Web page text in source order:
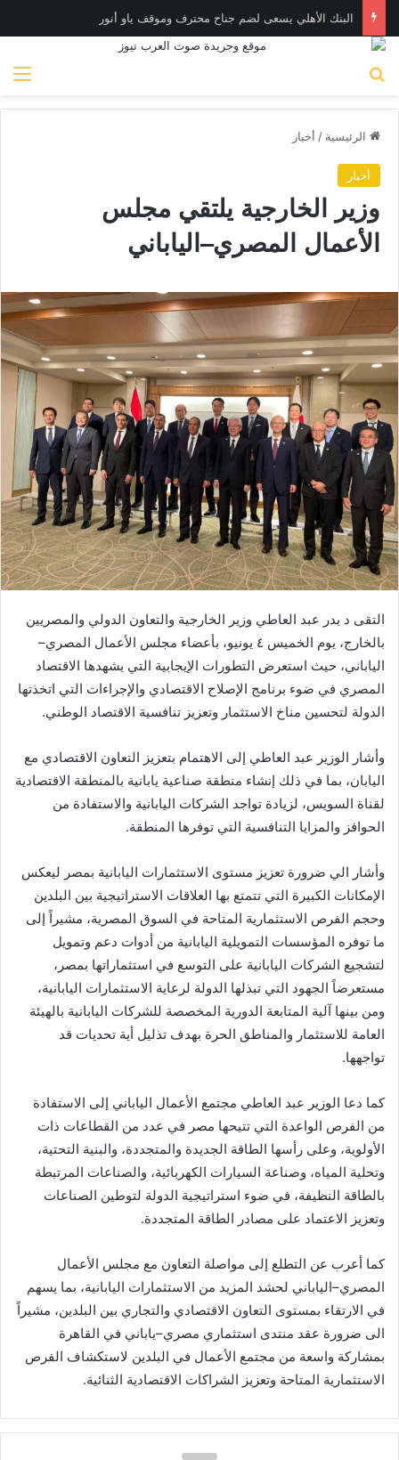
البنك الأهلي يسعى لضم جناح محترف وموقف ياو أنور
الرئيسية / أخبار
أخبار
وزير الخارجية يلتقي مجلس
الأعمال المصري–الياباني
التقى د بدر عبد العاطي وزير الخارجية والتعاون الدولي والمصريين
بالخارج، يوم الخميس ٤ يونيو، بأعضاء مجلس الأعمال المصري–
الياباني، حيث استعرض التطورات الإيجابية التي يشهدها الاقتصاد
المصري في ضوء برنامج الإصلاح الاقتصادي والإجراءات التي اتخذتها
الدولة لتحسين مناخ الاستثمار وتعزيز تنافسية الاقتصاد الوطني.
وأشار الوزير عبد العاطي إلى الاهتمام بتعزيز التعاون الاقتصادي مع
اليابان، بما في ذلك إنشاء منطقة صناعية يابانية بالمنطقة الاقتصادية
لقناة السويس، لزيادة تواجد الشركات اليابانية والاستفادة من
الحوافز والمزايا التنافسية التي توفرها المنطقة.
وأشار الي ضرورة تعزيز مستوى الاستثمارات اليابانية بمصر ليعكس
الإمكانات الكبيرة التي تتمتع بها العلاقات الاستراتيجية بين البلدين
وحجم الفرص الاستثمارية المتاحة في السوق المصرية، مشيراً إلى
ما توفره المؤسسات التمويلية اليابانية من أدوات دعم وتمويل
لتشجيع الشركات اليابانية على التوسع في استثماراتها بمصر،
مستعرضاً الجهود التي تبذلها الدولة لرعاية الاستثمارات اليابانية،
ومن بينها آلية المتابعة الدورية المخصصة للشركات اليابانية بالهيئة
العامة للاستثمار والمناطق الحرة بهدف تذليل أية تحديات قد
تواجهها.
كما دعا الوزير عبد العاطي مجتمع الأعمال الياباني إلى الاستفادة
من الفرص الواعدة التي تتيحها مصر في عدد من القطاعات ذات
الأولوية، وعلى رأسها الطاقة الجديدة والمتجددة، والبنية التحتية،
وتحلية المياه، وصناعة السيارات الكهربائية، والصناعات المرتبطة
بالطاقة النظيفة، في ضوء استراتيجية الدولة لتوطين الصناعات
وتعزيز الاعتماد على مصادر الطاقة المتجددة.
كما أعرب عن التطلع إلى مواصلة التعاون مع مجلس الأعمال
المصري–الياباني لحشد المزيد من الاستثمارات اليابانية، بما يسهم
في الارتقاء بمستوى التعاون الاقتصادي والتجاري بين البلدين، مشيراً
الى ضرورة عقد منتدى استثماري مصري–ياباني في القاهرة
بمشاركة واسعة من مجتمع الأعمال في البلدين لاستكشاف الفرص
الاستثمارية المتاحة وتعزيز الشراكات الاقتصادية الثنائية.